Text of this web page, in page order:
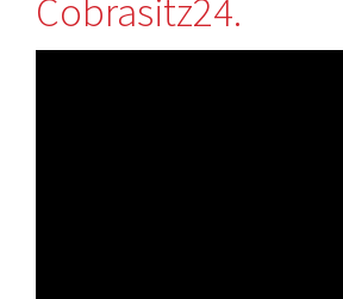
Cobrasitz24.